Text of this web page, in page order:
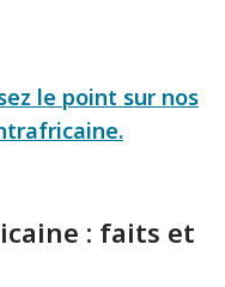
le point sur nos
: faits et